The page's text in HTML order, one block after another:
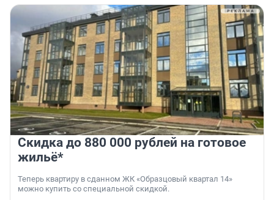
Скидка до 880 000 рублей на готовое
жильё*
Теперь квартиру в сданном ЖК «Образцовый квартал 14»
можно купить со специальной скидкой.